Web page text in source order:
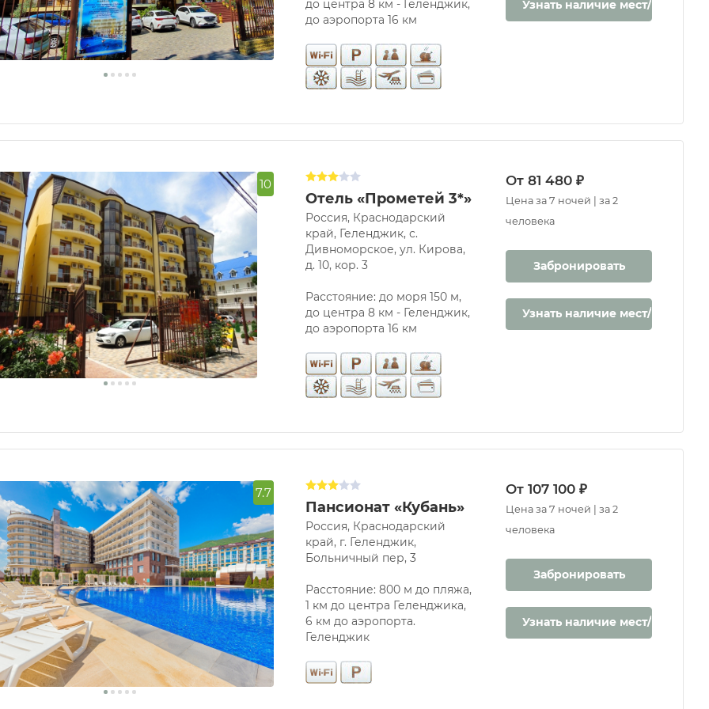
до центра 8 км - Геленджик,
до аэропорта 16 км
Узнать наличие мест/цену
10
Отель «Прометей 3*»
Россия, Краснодарский
край, Геленджик, с.
Дивноморское, ул. Кирова,
д. 10, кор. 3
Расстояние: до моря 150 м,
до центра 8 км - Геленджик,
до аэропорта 16 км
От 81 480 ₽
Цена за 7 ночей | за 2
человека
Забронировать
Узнать наличие мест/цену
7.7
Пансионат «Кубань»
Россия, Краснодарский
край, г. Геленджик,
Больничный пер, 3
Расстояние: 800 м до пляжа,
1 км до центра Геленджика,
6 км до аэропорта.
Геленджик
От 107 100 ₽
Цена за 7 ночей | за 2
человека
Забронировать
Узнать наличие мест/цену